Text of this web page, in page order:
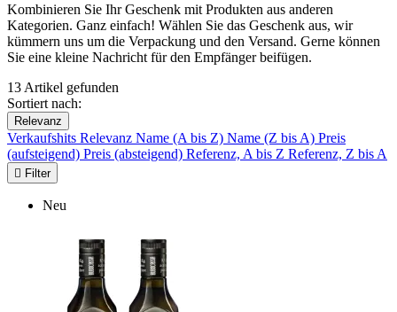
Kombinieren Sie Ihr Geschenk mit Produkten aus anderen
Kategorien. Ganz einfach! Wählen Sie das Geschenk aus, wir
kümmern uns um die Verpackung und den Versand. Gerne können
Sie eine kleine Nachricht für den Empfänger beifügen.
13 Artikel gefunden
Sortiert nach:
Relevanz
Verkaufshits Relevanz Name (A bis Z) Name (Z bis A) Preis
(aufsteigend) Preis (absteigend) Referenz, A bis Z Referenz, Z bis A
 Filter
Neu